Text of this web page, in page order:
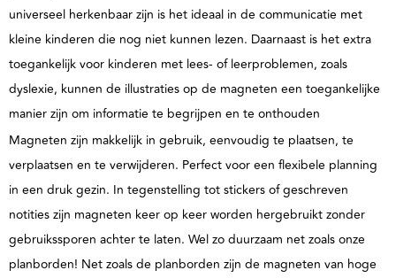
universeel herkenbaar zijn is het ideaal in de communicatie met
kleine kinderen die nog niet kunnen lezen. Daarnaast is het extra
toegankelijk voor kinderen met lees- of leerproblemen, zoals
dyslexie, kunnen de illustraties op de magneten een toegankelijke
manier zijn om informatie te begrijpen en te onthouden
Magneten zijn makkelijk in gebruik, eenvoudig te plaatsen, te
verplaatsen en te verwijderen. Perfect voor een flexibele planning
in een druk gezin. In tegenstelling tot stickers of geschreven
notities zijn magneten keer op keer worden hergebruikt zonder
gebruikssporen achter te laten. Wel zo duurzaam net zoals onze
planborden! Net zoals de planborden zijn de magneten van hoge